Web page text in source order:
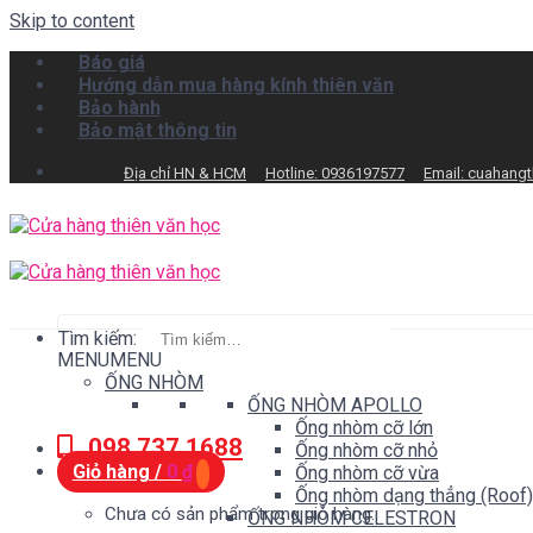
Skip to content
Báo giá
Hướng dẫn mua hàng kính thiên văn
Bảo hành
Bảo mật thông tin
Địa chỉ HN & HCM Hotline: 0936197577 Email:
Tìm kiếm:
098.737.1688
Giỏ hàng / 0 ₫
Chưa có sản phẩm trong giỏ hàng.
MENUMENU
ỐNG NHÒM
ỐNG NHÒM APOLLO
Ống nhòm cỡ lớn
Ống nhòm cỡ nhỏ
Ống nhòm cỡ vừa
Ống nhòm dạng thẳng (Roof)
ỐNG NHÒM CELESTRON